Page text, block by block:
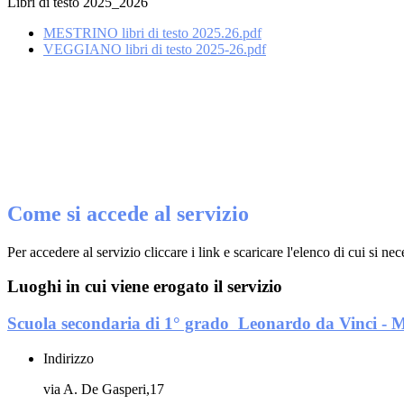
MESTRINO libri di testo 2025.26.pdf
VEGGIANO libri di testo 2025-26.pdf
Come si accede al servizio
Per accedere al servizio cliccare i link e scaricare l'elenco di cui si
Luoghi in cui viene erogato il servizio
Scuola secondaria di 1° grado Leonardo da Vinci -
Indirizzo
via A. De Gasperi,17